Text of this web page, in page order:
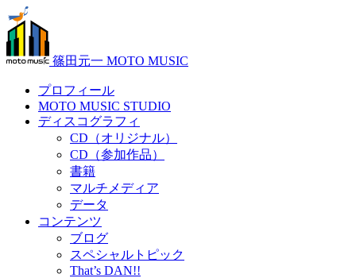
篠田元一 MOTO MUSIC
プロフィール
MOTO MUSIC STUDIO
ディスコグラフィ
CD（オリジナル）
CD（参加作品）
書籍
マルチメディア
データ
コンテンツ
ブログ
スペシャルトピック
That’s DAN!!